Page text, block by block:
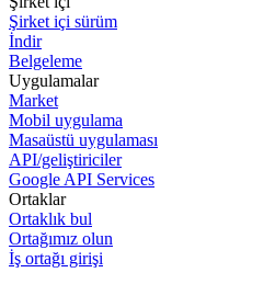
Şirket içi sürüm
İndir
Belgeleme
Uygulamalar
Market
Mobil uygulama
Masaüstü uygulaması
API/geliştiriciler
Google API Services
Ortaklar
Ortaklık bul
Ortağımız olun
İş ortağı girişi